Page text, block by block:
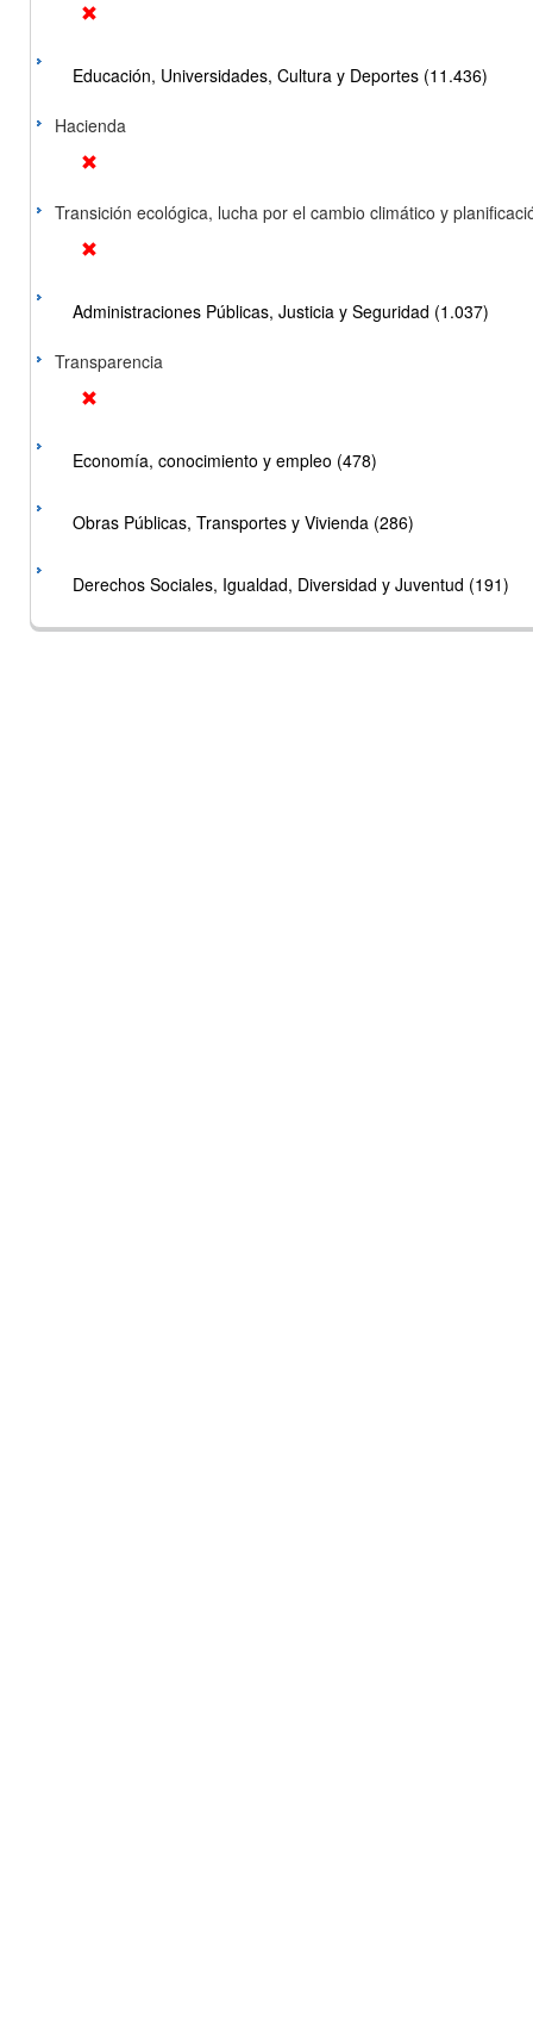
Educación, Universidades, Cultura y Deportes (11.436)
Hacienda
Transición ecológica, lucha por el cambio climático y
Administraciones Públicas, Justicia y Seguridad (1.037)
Transparencia
Economía, conocimiento y empleo (478)
Obras Públicas, Transportes y Vivienda (286)
Derechos Sociales, Igualdad, Diversidad y Juventud (191)